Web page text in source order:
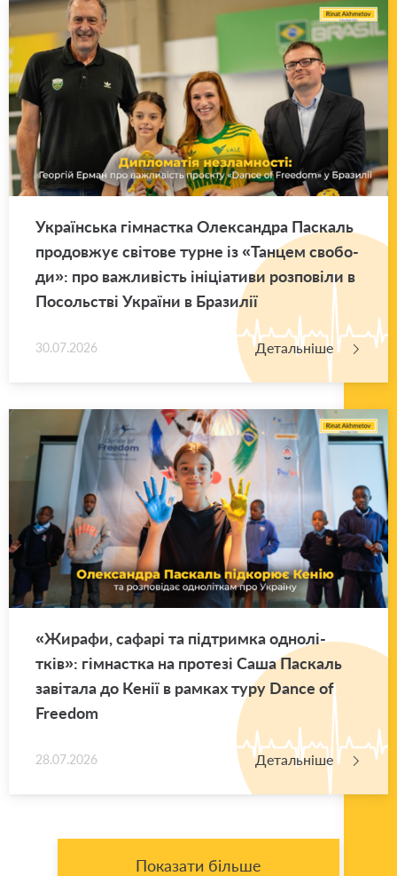
Укра­їн­ська гім­нас­тка Оле­ксан­дра Па­скаль
про­дов­жує сві­то­ве турне із «Тан­цем сво­бо­
ди»: про ва­жли­вість іні­ці­а­ти­ви роз­по­ві­ли в
По­соль­стві Укра­ї­ни в Бра­зи­лії
30.07.2026 Детальніше
«Жи­ра­фи, са­фа­рі та під­трим­ка одно­лі­
тків»: гім­нас­тка на про­те­зі Саша Па­скаль
за­ві­та­ла до Кенії в рам­ках туру Dance of
Freedom
28.07.2026 Детальніше
Показати більше